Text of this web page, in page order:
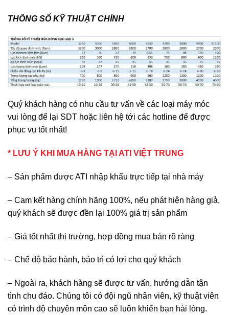
THÔNG SỐ KỸ THUẬT CHÍNH
Quý khách hàng có nhu cầu tư vấn về các loại máy móc
vui lòng để lại SDT hoặc liên hệ tới các hotline để được
phục vụ tốt nhất!
* LƯU Ý KHI MUA HÀNG TẠI ATI VIỆT TRUNG
– Sản phẩm được ATI nhập khẩu trực tiếp tại nhà máy
– Cam kết hàng chính hãng 100%, nếu phát hiện hàng giả,
quý khách sẽ được đền lại 100% giá trị sản phẩm
– Giá tốt nhất thị trường, hợp đồng mua bán rõ ràng
– Chế độ bảo hành, bảo trì có lợi cho quý khách
– Ngoài ra, khách hàng sẽ được tư vấn, hướng dẫn tận
tình chu đáo. Chúng tôi có đội ngũ nhân viên, kỹ thuật viên
có trình độ chuyên môn cao sẽ luôn khiến bạn hài lòng.